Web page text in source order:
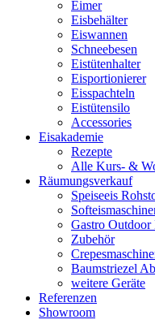
Eimer
Eisbehälter
Eiswannen
Schneebesen
Eistütenhalter
Eisportionierer
Eisspachteln
Eistütensilo
Accessories
Eisakademie
Rezepte
Alle Kurs- &
Räumungsverkauf
Speiseeis
Gastro Outdoor
Zubehör
Baumstriezel
weitere Geräte
Referenzen
Showroom